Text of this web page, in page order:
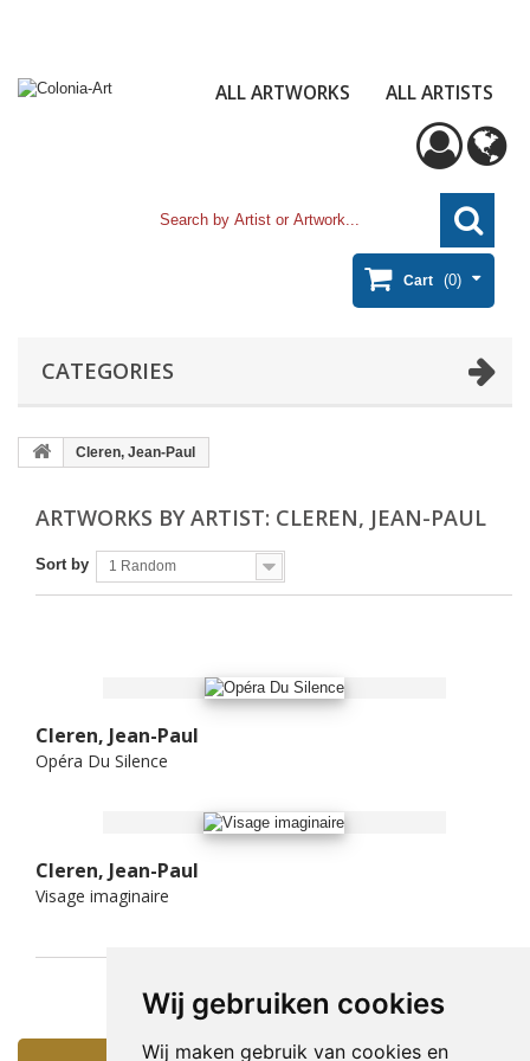
Wij gebruiken cookies
Wij maken gebruik van cookies en
ALL ARTWORKS ALL ARTISTS
Cart (0)
CATEGORIES
Cleren, Jean-Paul
ARTWORKS BY ARTIST: CLEREN, JEAN-PAUL
Sort by 1 Random
Cleren, Jean-Paul
Opéra Du Silence
Cleren, Jean-Paul
Visage imaginaire